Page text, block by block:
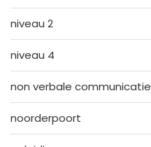
niveau 2
niveau 4
non verbale communicatie
noorderpoort